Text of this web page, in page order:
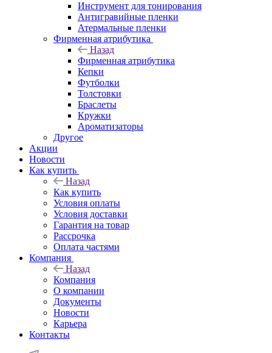
Инструмент для тонирования
Антигравийные пленки
Атермальные пленки
Фирменная атрибутика
Назад
Фирменная атрибутика
Кепки
Футболки
Толстовки
Браслеты
Кружки
Ароматизаторы
Другое
Акции
Новости
Как купить
Назад
Как купить
Условия оплаты
Условия доставки
Гарантия на товар
Рассрочка
Оплата частями
Компания
Назад
Компания
О компании
Документы
Новости
Карьера
Контакты